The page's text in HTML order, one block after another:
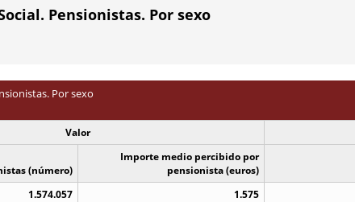
Pensionistas. Por sexo
Por sexo
Valor
(número)
Importe medio percibido por
pensionista (euros)
1.574.057 1.575